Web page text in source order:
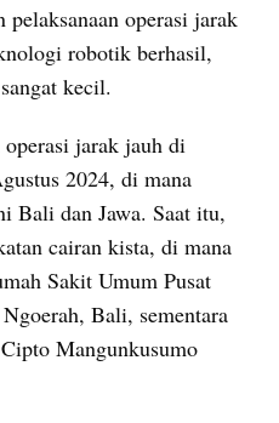
operasi jarak
robotik berhasil,
kecil.
jarak jauh di
2024, di mana
Bali dan Jawa. Saat itu,
cairan kista, di mana
Sakit Umum Pusat
Bali, sementara
Mangunkusumo